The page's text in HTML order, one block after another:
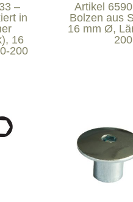
–
in
16
200
Artikel
Bolzen aus
16 mm Ø,